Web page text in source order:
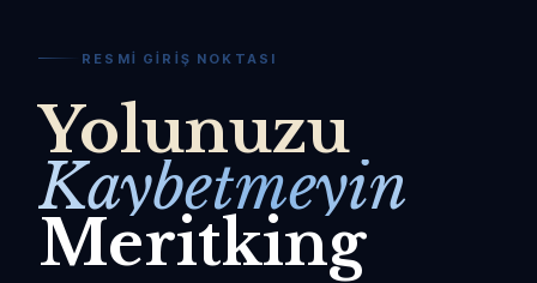
RESMI GIRIŞ NOKTASI
Yolunuzu
Kaybetmeyin
Meritking